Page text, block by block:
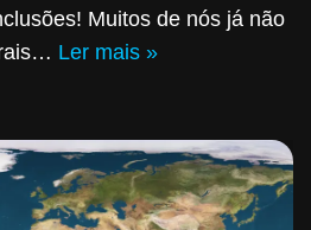
Muitos de nós já não
Ler mais »